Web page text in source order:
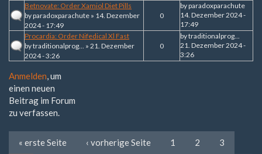
Betnovate: Order Xamiol Diet Pills
byparadoxparachute » 14. Dezember
2024 - 17:49
0
byparadoxparachute
14. Dezember 2024 -
17:49
Procardia: Order Nifedical Xl Fast
bytraditionalprog... » 21. Dezember
2024 - 3:26
0
bytraditionalprog...
21. Dezember 2024 -
3:26
Anmelden, um
einen neuen
Beitrag im Forum
zu verfassen.
« erste Seite ‹ vorherige Seite 1 2 3